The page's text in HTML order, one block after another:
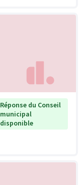
Réponse du Conseil
municipal
disponible